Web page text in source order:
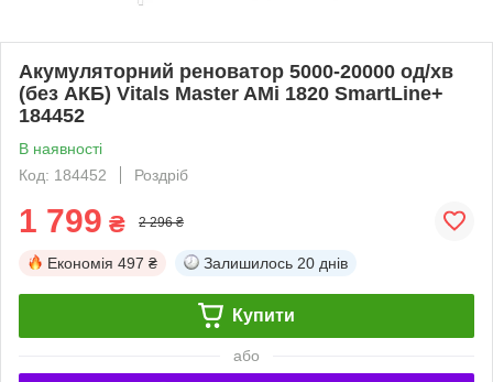
Акумуляторний реноватор 5000-20000 од/хв
(без АКБ) Vitals Master AMi 1820 SmartLine+
184452
В наявності
Код: 184452
Роздріб
1 799 ₴ 2 296 ₴
Економія 497 ₴ Залишилось 20 днів
Купити
або